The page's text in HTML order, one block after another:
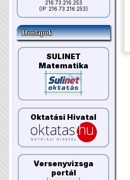
216.73.216.253
(IP: 216.73.216.253)
Honlapok
SULINET
Matematika
Oktatási Hivatal
Versenyvizsga
portál